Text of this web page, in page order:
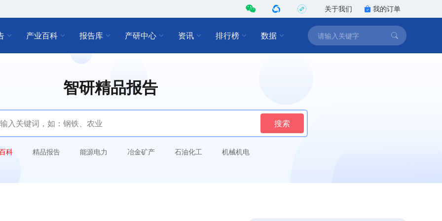
关于我们 我的订单
产业百科 报告库 产研中心 资讯 排行榜 数据
智研精品报告
搜索
科 精品报告 能源电力 冶金矿产 石油化工 机械机电